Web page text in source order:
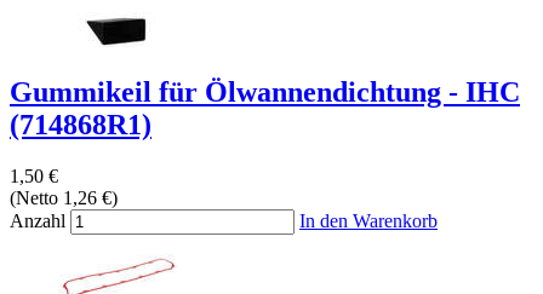
Gummikeil für Ölwannendichtung - IHC
(714868R1)
1,50 €
(Netto 1,26 €)
Anzahl
In den Warenkorb